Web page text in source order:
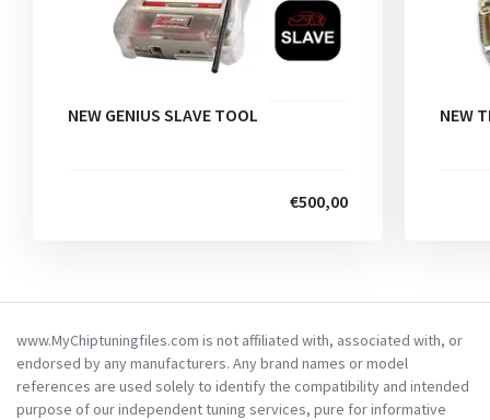
NEW GENIUS SLAVE TOOL
€500,00
NEW
www.MyChiptuningfiles.com is not affiliated with, associated with, or
endorsed by any manufacturers. Any brand names or model
references are used solely to identify the compatibility and intended
purpose of our independent tuning services, pure for informative